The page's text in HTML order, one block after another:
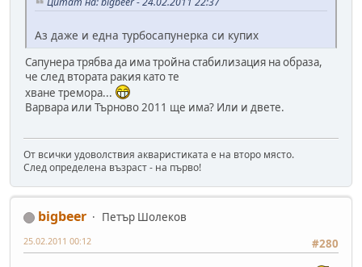
Аз даже и една турбосапунерка си купих
Сапунера трябва да има тройна стабилизация на образа,
че след втората ракия като те
хване тремора...
Варвара или Търново 2011 ще има? Или и двете.
От всички удоволствия акваристиката е на второ място.
След определена възраст - на първо!
bigbeer
Петър Шолеков
#280
25.02.2011 00:12